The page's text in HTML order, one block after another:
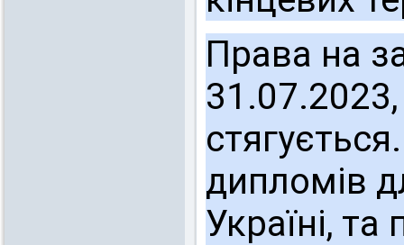
Права на
дипломів
Україні,